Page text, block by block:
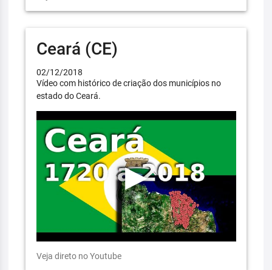
Ceará (CE)
02/12/2018
Vídeo com histórico de criação dos municípios no
estado do Ceará.
Veja direto no Youtube